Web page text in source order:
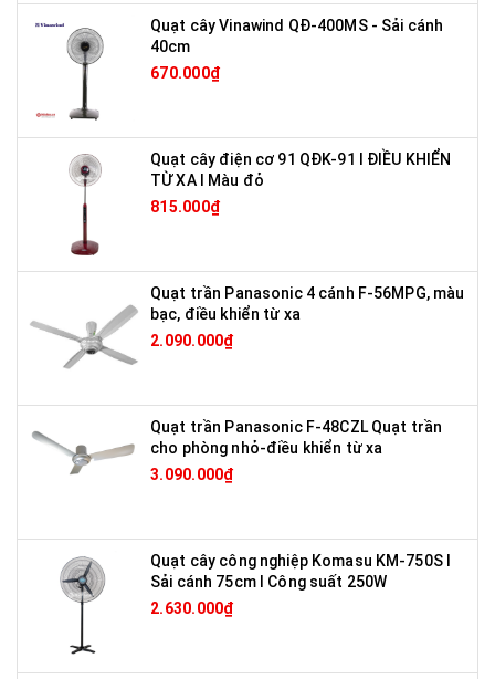
Quạt cây Vinawind QĐ-400MS - Sải cánh
40cm
670.000₫
Quạt cây điện cơ 91 QĐK-91 I ĐIỀU KHIỂN
TỪ XA I Màu đỏ
815.000₫
Quạt trần Panasonic 4 cánh F-56MPG, màu
bạc, điều khiển từ xa
2.090.000₫
Quạt trần Panasonic F-48CZL Quạt trần
cho phòng nhỏ-điều khiển từ xa
3.090.000₫
Quạt cây công nghiệp Komasu KM-750S I
Sải cánh 75cm I Công suất 250W
2.630.000₫